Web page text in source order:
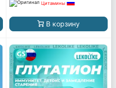
Цитамины
В корзину